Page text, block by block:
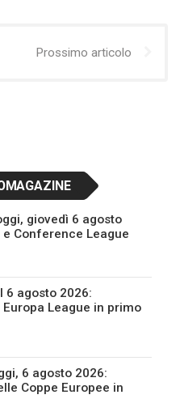
Prossimo articolo
giovedì 6 agosto
e Conference League
6 agosto 2026:
League in primo
6 agosto 2026:
Coppe Europee in